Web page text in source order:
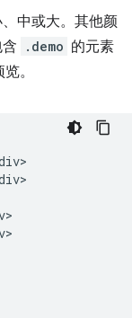
中或大。其他颜
.demo 的元素
。